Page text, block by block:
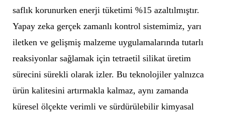
saflık korunurken enerji tüketimi %15 azaltılmıştır.
Yapay zeka gerçek zamanlı kontrol sistemimiz, yarı
iletken ve gelişmiş malzeme uygulamalarında tutarlı
reaksiyonlar sağlamak için tetraetil silikat üretim
sürecini sürekli olarak izler. Bu teknolojiler yalnızca
ürün kalitesini artırmakla kalmaz, aynı zamanda
küresel ölçekte verimli ve sürdürülebilir kimyasal